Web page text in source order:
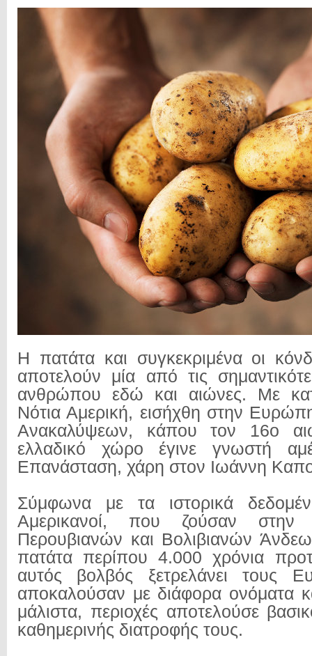
Η πατάτα και συγκεκριμένα οι
αποτελούν μία από τις
ανθρώπου εδώ και αιώνες. Με
Νότια Αμερική, εισήχθη στην
Ανακαλύψεων, κάπου τον 16ο
ελλαδικό χώρο έγινε γνωστή
Επανάσταση, χάρη στον Ιωάννη
Σύμφωνα με τα ιστορικά
Αμερικανοί, που ζούσαν στην
Περουβιανών και Βολιβιανών
πατάτα περίπου 4.000 χρόνια
αυτός βολβός ξετρελάνει τους
αποκαλούσαν με διάφορα ονόματα
μάλιστα, περιοχές αποτελούσε
καθημερινής διατροφής τους.